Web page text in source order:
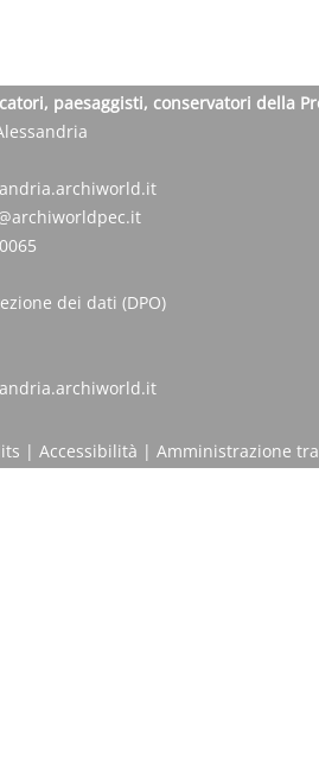
paesaggisti, conservatori della
dei dati (DPO)
| Accessibilità | Amministrazione